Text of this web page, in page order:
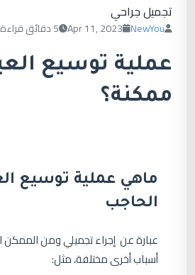
تجميل جراحي
NewYou
Apr 11, 2023 5 دقائق قراءة
عملية توسيع
ممكنة؟
ماهي عملية توسيع
الحاجب
عبارة عن إجراء تجميلي ومن الممكن
أسباب أخرى مختلفة، مثل: